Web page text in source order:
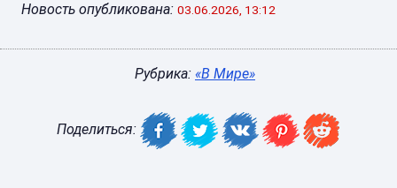
Новость опубликована: 03.06.2026, 13:12
Рубрика: «В Мире»
Поделиться: